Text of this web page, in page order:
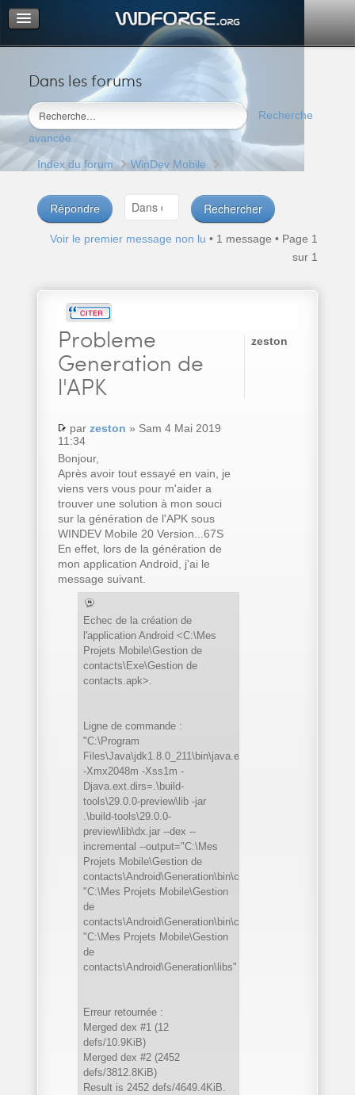
Dans les forums
Recherche
avancée
Portail
Index du forum
M’enregistrer
Connexion
Index du forum WinDev Mobile
Répondre
Voir le premier message non lu • 1 message • Page 1
sur 1
Probleme
Generation de
l'APK
par zeston » Sam 4 Mai 2019
11:34
Bonjour,
Après avoir tout essayé en vain, je
viens vers vous pour m'aider a
trouver une solution à mon souci
sur la génération de l'APK sous
WINDEV Mobile 20 Version...67S
En effet, lors de la génération de
mon application Android, j'ai le
message suivant.
Echec de la création de
l'application Android <C:\Mes
Projets Mobile\Gestion de
contacts\Exe\Gestion de
contacts.apk>.
Ligne de commande :
"C:\Program
Files\Java\jdk1.8.0_211\bin\java.exe"
-Xmx2048m -Xss1m -
Djava.ext.dirs=.\build-
tools\29.0.0-preview\lib -jar
.\build-tools\29.0.0-
preview\lib\dx.jar --dex --
incremental --output="C:\Mes
Projets Mobile\Gestion de
contacts\Android\Generation\bin\classes.dex"
"C:\Mes Projets Mobile\Gestion
de
contacts\Android\Generation\bin\classes"
"C:\Mes Projets Mobile\Gestion
de
contacts\Android\Generation\libs"
Erreur retournée :
Merged dex #1 (12
defs/10.9KiB)
Merged dex #2 (2452
defs/3812.8KiB)
Result is 2452 defs/4649.4KiB.
zeston